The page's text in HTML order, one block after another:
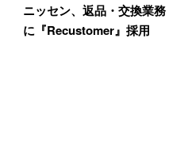
ニッセン、返品・交換業務
に『Recustomer』採用